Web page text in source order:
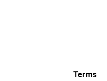
Terms